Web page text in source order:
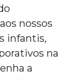
nossos
infantis,
na
a